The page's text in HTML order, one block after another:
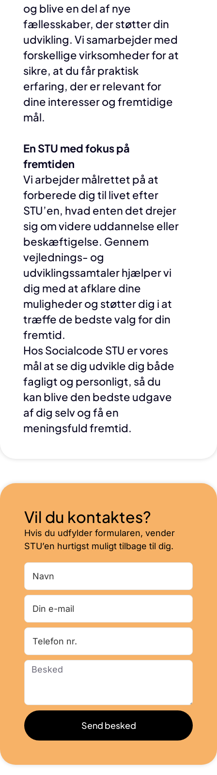
og blive en del af nye
fællesskaber, der støtter din
udvikling. Vi samarbejder med
forskellige virksomheder for at
sikre, at du får praktisk
erfaring, der er relevant for
dine interesser og fremtidige
mål.
En STU med fokus på
fremtiden
Vi arbejder målrettet på at
forberede dig til livet efter
STU’en, hvad enten det drejer
sig om videre uddannelse eller
beskæftigelse. Gennem
vejlednings- og
udviklingssamtaler hjælper vi
dig med at afklare dine
muligheder og støtter dig i at
træffe de bedste valg for din
fremtid.
Hos Socialcode STU er vores
mål at se dig udvikle dig både
fagligt og personligt, så du
kan blive den bedste udgave
af dig selv og få en
meningsfuld fremtid.
Vil du kontaktes?
Hvis du udfylder formularen, vender
STU’en hurtigst muligt tilbage til dig.
Send besked